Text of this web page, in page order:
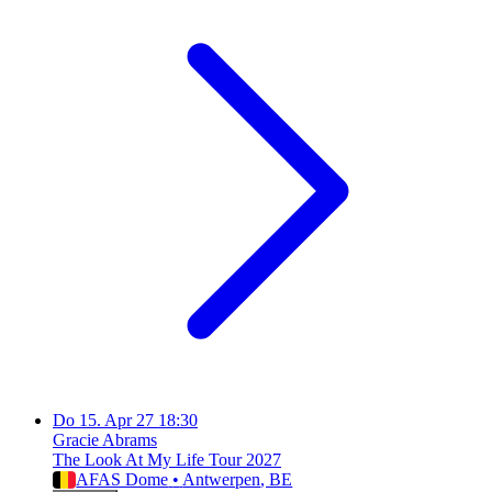
Do 15. Apr 27 18:30
Gracie Abrams
The Look At My Life Tour 2027
AFAS Dome • Antwerpen, BE